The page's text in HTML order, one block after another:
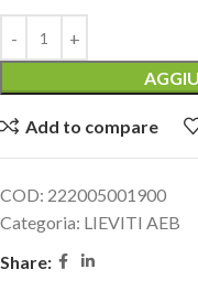
Add to compare
COD: 222005001900
Categoria: LIEVITI AEB
Share: